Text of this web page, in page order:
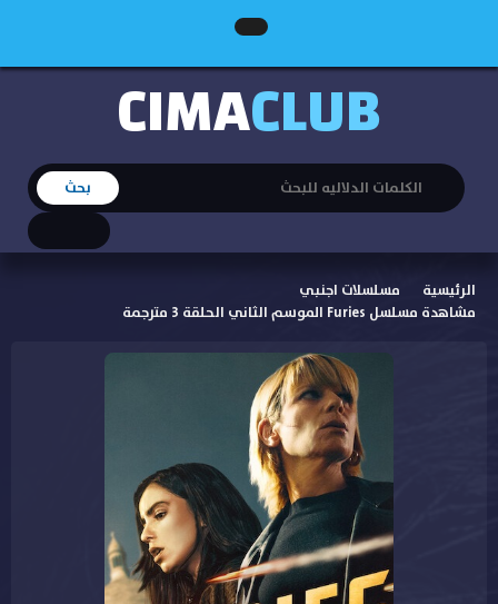
CIMACLUB
الرئيسية
مسلسلات اجنبي
مشاهدة مسلسل Furies الموسم الثاني الحلقة 3 مترجمة